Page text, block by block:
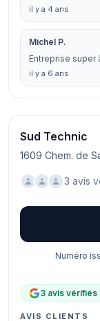
il y a 4 ans
Michel P.
Entreprise super
il y a 6 ans
Sud Technic
1609 Chem. de
3 avis
Numéro
3 avis vérifiés
AVIS CLIENTS